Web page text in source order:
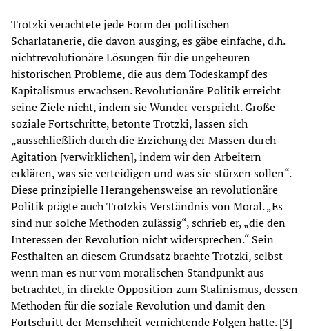
Trotzki verachtete jede Form der politischen
Scharlatanerie, die davon ausging, es gäbe einfache, d.h.
nichtrevolutionäre Lösungen für die ungeheuren
historischen Probleme, die aus dem Todeskampf des
Kapitalismus erwachsen. Revolutionäre Politik erreicht
seine Ziele nicht, indem sie Wunder verspricht. Große
soziale Fortschritte, betonte Trotzki, lassen sich
„ausschließlich durch die Erziehung der Massen durch
Agitation [verwirklichen], indem wir den Arbeitern
erklären, was sie verteidigen und was sie stürzen sollen“.
Diese prinzipielle Herangehensweise an revolutionäre
Politik prägte auch Trotzkis Verständnis von Moral. „Es
sind nur solche Methoden zulässig“, schrieb er, „die den
Interessen der Revolution nicht widersprechen.“ Sein
Festhalten an diesem Grundsatz brachte Trotzki, selbst
wenn man es nur vom moralischen Standpunkt aus
betrachtet, in direkte Opposition zum Stalinismus, dessen
Methoden für die soziale Revolution und damit den
Fortschritt der Menschheit vernichtende Folgen hatte. [3]